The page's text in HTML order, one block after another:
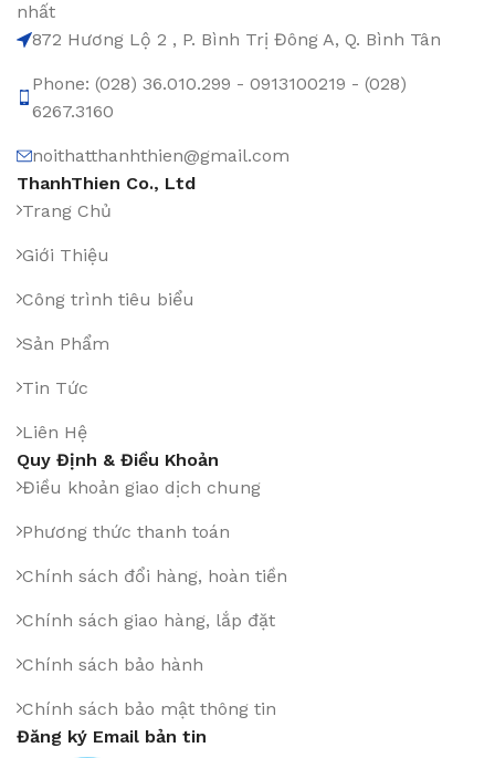
nhất
872 Hương Lộ 2 , P. Bình Trị Đông A, Q. Bình Tân
Phone: (028) 36.010.299 - 0913100219 - (028)
6267.3160
noithatthanhthien@gmail.com
ThanhThien Co., Ltd
Trang Chủ
Giới Thiệu
Công trình tiêu biểu
Sản Phẩm
Tin Tức
Liên Hệ
Quy Định & Điều Khoản
Điều khoản giao dịch chung
Phương thức thanh toán
Chính sách đổi hàng, hoàn tiền
Chính sách giao hàng, lắp đặt
Chính sách bảo hành
Chính sách bảo mật thông tin
Đăng ký Email bản tin